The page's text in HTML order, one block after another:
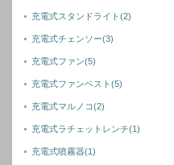
充電式スタンドライト(2)
充電式チェンソー(3)
充電式ファン(5)
充電式ファンベスト(5)
充電式マルノコ(2)
充電式ラチェットレンチ(1)
充電式噴霧器(1)